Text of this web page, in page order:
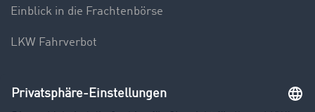
Einblick in die Frachtenbörse
LKW Fahrverbot
Unternehmen